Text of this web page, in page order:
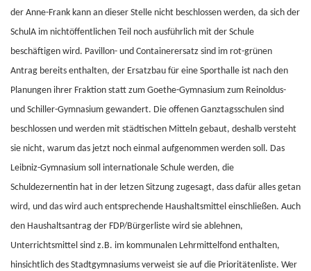
der Anne-Frank kann an dieser Stelle nicht beschlossen werden, da sich der
SchulA im nichtöffentlichen Teil noch ausführlich mit der Schule
beschäftigen wird. Pavillon- und Containerersatz sind im rot-grünen
Antrag bereits enthalten, der Ersatzbau für eine Sporthalle ist nach den
Planungen ihrer Fraktion statt zum Goethe-Gymnasium zum Reinoldus-
und Schiller-Gymnasium gewandert. Die offenen Ganztagsschulen sind
beschlossen und werden mit städtischen Mitteln gebaut, deshalb versteht
sie nicht, warum das jetzt noch einmal aufgenommen werden soll. Das
Leibniz-Gymnasium soll internationale Schule werden, die
Schuldezernentin hat in der letzen Sitzung zugesagt, dass dafür alles getan
wird, und das wird auch entsprechende Haushaltsmittel einschließen. Auch
den Haushaltsantrag der FDP/Bürgerliste wird sie ablehnen,
Unterrichtsmittel sind z.B. im kommunalen Lehrmittelfond enthalten,
hinsichtlich des Stadtgymnasiums verweist sie auf die Prioritätenliste. Wer